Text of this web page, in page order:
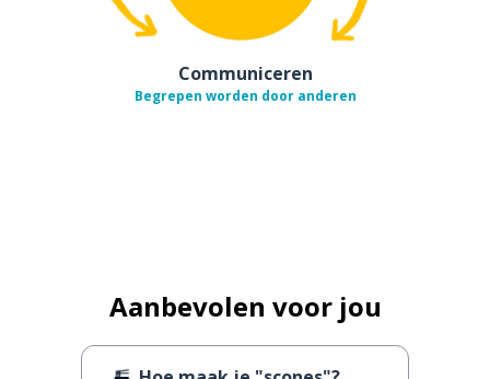
Communiceren
Begrepen worden door anderen
Aanbevolen voor jou